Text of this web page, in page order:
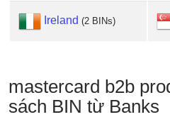
BIN
Checker
Ireland (2 BINs)
mastercard b2b
sách BIN từ Banks